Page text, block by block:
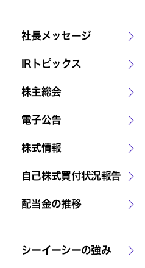
社長メッセージ
IRトピックス
株主総会
電子公告
株式情報
自己株式買付状況報告
配当金の推移
シーイーシーの強み